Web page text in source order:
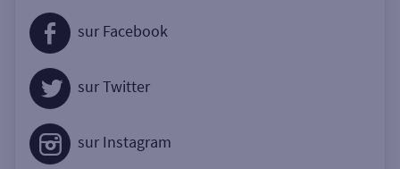
sur Facebook
sur Twitter
sur Instagram